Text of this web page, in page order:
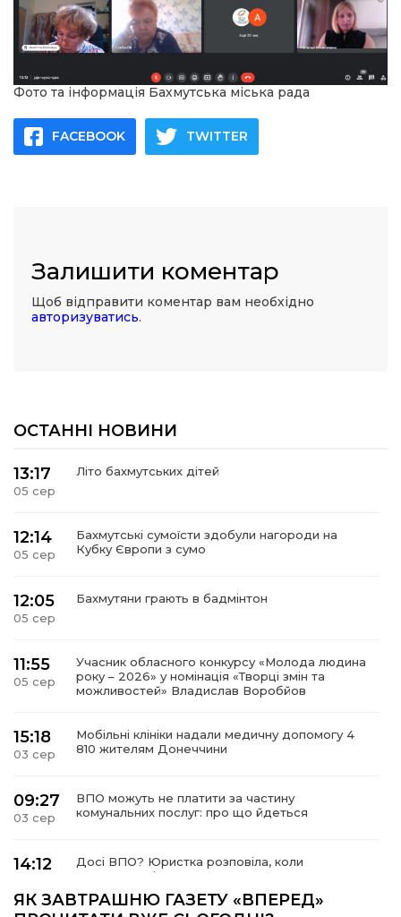
Фото та інформація Бахмутська міська рада
FACEBOOK TWITTER
Залишити коментар
Щоб відправити коментар вам необхідно
авторизуватись.
ОСТАННІ НОВИНИ
13:17
05 сер
Літо бахмутських дітей
12:14
05 сер
Бахмутські сумоїсти здобули нагороди на
Кубку Європи з сумо
12:05
05 сер
Бахмутяни грають в бадмінтон
11:55
05 сер
Учасник обласного конкурсу «Молода людина
року – 2026» у номінація «Творці змін та
можливостей» Владислав Воробйов
15:18
03 сер
Мобільні клініки надали медичну допомогу 4
810 жителям Донеччини
09:27
03 сер
ВПО можуть не платити за частину
комунальних послуг: про що йдеться
14:12
Досі ВПО? Юристка розповіла, коли
переселенці втрачають виплати та статус
внутрішньо переміщеної особи
ЯК ЗАВТРАШНЮ ГАЗЕТУ «ВПЕРЕД»